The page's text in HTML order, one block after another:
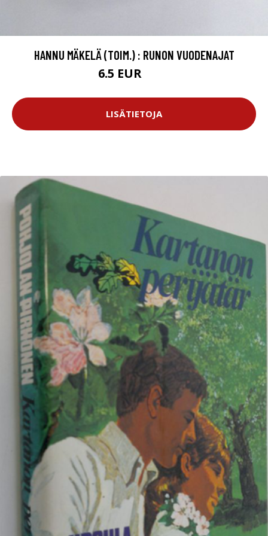
HANNU MÄKELÄ (TOIM.) : RUNON VUODENAJAT
6.5 EUR
LISÄTIETOJA